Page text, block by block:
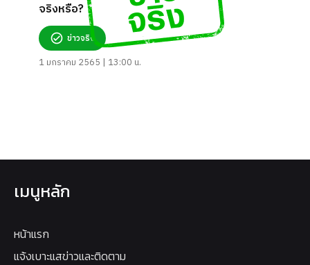
จริงหรือ?
ข่าวจริง
1 มกราคม 2565 | 13:00 น.
เมนูหลัก
หน้าแรก
แจ้งเบาะแสข่าวและติดตาม